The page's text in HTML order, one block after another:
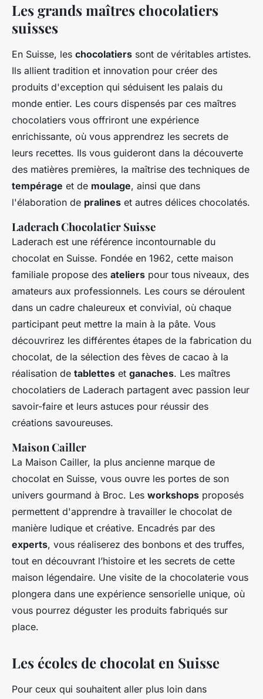
Les grands maîtres chocolatiers
suisses
En Suisse, les chocolatiers sont de véritables artistes.
Ils allient tradition et innovation pour créer des
produits d'exception qui séduisent les palais du
monde entier. Les cours dispensés par ces maîtres
chocolatiers vous offriront une expérience
enrichissante, où vous apprendrez les secrets de
leurs recettes. Ils vous guideront dans la découverte
des matières premières, la maîtrise des techniques de
tempérage et de moulage, ainsi que dans
l'élaboration de pralines et autres délices chocolatés.
Laderach Chocolatier Suisse
Laderach est une référence incontournable du
chocolat en Suisse. Fondée en 1962, cette maison
familiale propose des ateliers pour tous niveaux, des
amateurs aux professionnels. Les cours se déroulent
dans un cadre chaleureux et convivial, où chaque
participant peut mettre la main à la pâte. Vous
découvrirez les différentes étapes de la fabrication du
chocolat, de la sélection des fèves de cacao à la
réalisation de tablettes et ganaches. Les maîtres
chocolatiers de Laderach partagent avec passion leur
savoir-faire et leurs astuces pour réussir des
créations savoureuses.
Maison Cailler
La Maison Cailler, la plus ancienne marque de
chocolat en Suisse, vous ouvre les portes de son
univers gourmand à Broc. Les workshops proposés
permettent d'apprendre à travailler le chocolat de
manière ludique et créative. Encadrés par des
experts, vous réaliserez des bonbons et des truffes,
tout en découvrant l’histoire et les secrets de cette
maison légendaire. Une visite de la chocolaterie vous
plongera dans une expérience sensorielle unique, où
vous pourrez déguster les produits fabriqués sur
place.
Les écoles de chocolat en Suisse
Pour ceux qui souhaitent aller plus loin dans